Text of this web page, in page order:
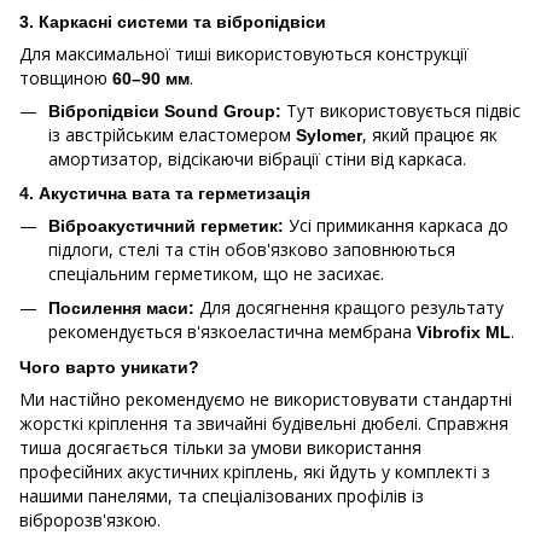
3. Каркасні системи та вібропідвіси
Для максимальної тиші використовуються конструкції
товщиною 60–90 мм.
Вібропідвіси Sound Group: Тут використовується підвіс
із австрійським еластомером Sylomer, який працює як
амортизатор, відсікаючи вібрації стіни від каркаса.
4. Акустична вата та герметизація
Віброакустичний герметик: Усі примикання каркаса до
підлоги, стелі та стін обов'язково заповнюються
спеціальним герметиком, що не засихає.
Посилення маси: Для досягнення кращого результату
рекомендується в'язкоеластична мембрана Vibrofix ML.
Чого варто уникати?
Ми настійно рекомендуємо не використовувати стандартні
жорсткі кріплення та звичайні будівельні дюбелі. Справжня
тиша досягається тільки за умови використання
професійних акустичних кріплень, які йдуть у комплекті з
нашими панелями, та спеціалізованих профілів із
вібророзв'язкою.